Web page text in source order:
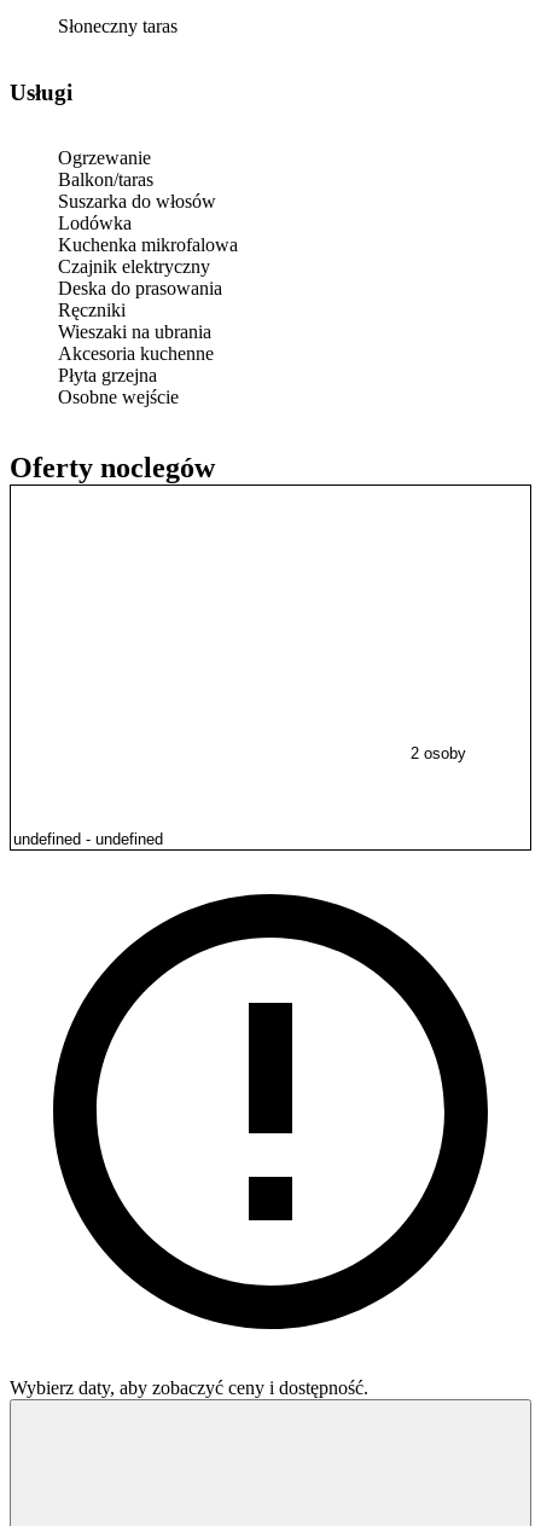
Oferty noclegów
2 osoby
Wybierz daty, aby zobaczyć ceny i dostępność.
Słoneczny taras
Usługi
Ogrzewanie
Balkon/taras
Suszarka do włosów
Lodówka
Kuchenka mikrofalowa
Czajnik elektryczny
Deska do prasowania
Ręczniki
Wieszaki na ubrania
Akcesoria kuchenne
Płyta grzejna
Osobne wejście